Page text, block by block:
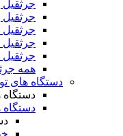
جرثقیل
جرثقیل
همه
دستگاه های
دستگاه
دستگاه